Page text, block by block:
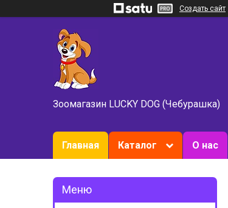
Создать сайт
Зоомагазин LUCKY DOG (Чебурашка)
Главная Каталог О нас